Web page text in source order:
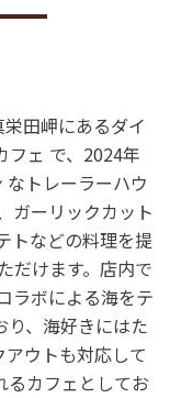
田岬にあるダイ
フェ で、2024年
トレーラーハウ
ガーリックカット
トなどの料理を提
だけます。店内で
ラボによる海をテ
り、海好きにはた
ウトも対応して
るカフェとしてお